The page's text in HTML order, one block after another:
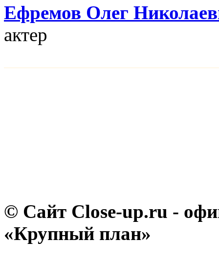
Ефремов Олег
актер
© Сайт Close-up.ru -
«Крупный план»